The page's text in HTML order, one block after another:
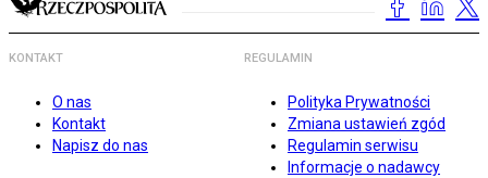
KONTAKT
O nas
Kontakt
Napisz do nas
REGULAMIN
Polityka Prywatności
Zmiana ustawień zgód
Regulamin serwisu
Informacje o nadawcy